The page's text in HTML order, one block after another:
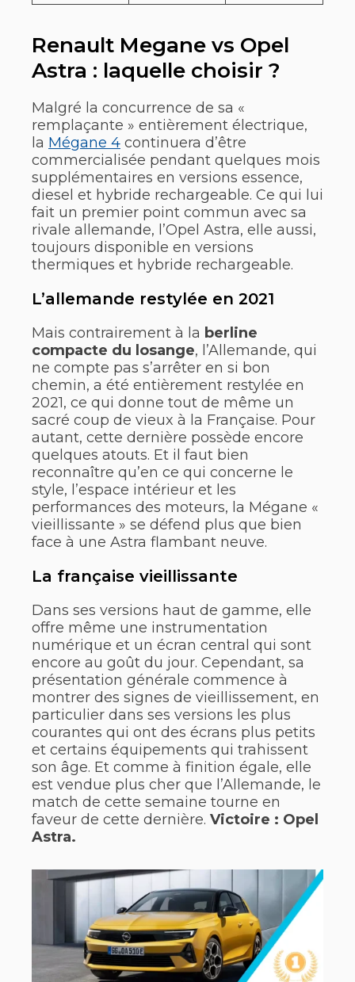
Renault Megane vs Opel
Astra : laquelle choisir ?
Malgré la concurrence de sa «
remplaçante » entièrement électrique,
la Mégane 4 continuera d’être
commercialisée pendant quelques mois
supplémentaires en versions essence,
diesel et hybride rechargeable. Ce qui lui
fait un premier point commun avec sa
rivale allemande, l’Opel Astra, elle aussi,
toujours disponible en versions
thermiques et hybride rechargeable.
L’allemande restylée en 2021
Mais contrairement à la berline
compacte du losange, l’Allemande, qui
ne compte pas s’arrêter en si bon
chemin, a été entièrement restylée en
2021, ce qui donne tout de même un
sacré coup de vieux à la Française. Pour
autant, cette dernière possède encore
quelques atouts. Et il faut bien
reconnaître qu’en ce qui concerne le
style, l’espace intérieur et les
performances des moteurs, la Mégane «
vieillissante » se défend plus que bien
face à une Astra flambant neuve.
La française vieillissante
Dans ses versions haut de gamme, elle
offre même une instrumentation
numérique et un écran central qui sont
encore au goût du jour. Cependant, sa
présentation générale commence à
montrer des signes de vieillissement, en
particulier dans ses versions les plus
courantes qui ont des écrans plus petits
et certains équipements qui trahissent
son âge. Et comme à finition égale, elle
est vendue plus cher que l’Allemande, le
match de cette semaine tourne en
faveur de cette dernière. Victoire : Opel
Astra.